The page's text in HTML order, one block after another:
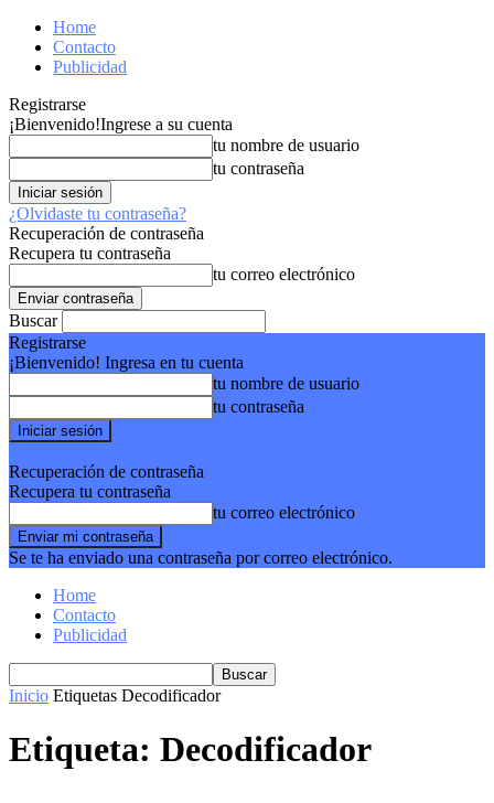
Home
Contacto
Publicidad
Registrarse
¡Bienvenido!Ingrese a su cuenta
tu nombre de usuario
tu contraseña
¿Olvidaste tu contraseña?
Recuperación de contraseña
Recupera tu contraseña
tu correo electrónico
Buscar
Registrarse
¡Bienvenido! Ingresa en tu cuenta
tu nombre de usuario
tu contraseña
Recuperación de contraseña
Recupera tu contraseña
tu correo electrónico
Se te ha enviado una contraseña por correo electrónico.
Home
Contacto
Publicidad
Inicio Etiquetas Decodificador
Etiqueta: Decodificador